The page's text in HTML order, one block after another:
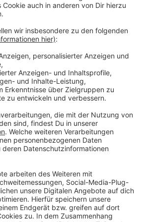
Vertragsverlängerung bis 2025
geht es mit dem rheinischen
Haien weiter.
Links zum Thema: